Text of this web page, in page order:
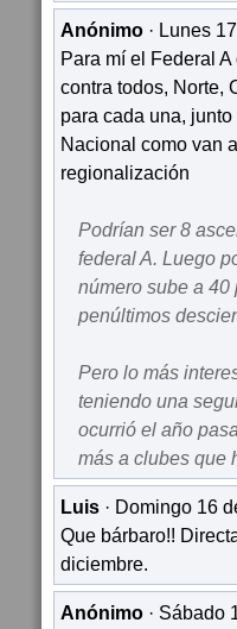
Anónimo · Lunes
Para mí el Federal
contra todos, Norte,
para cada una,
Nacional como van
regionalización
Podrían ser 8
federal A. Luego
número sube a 40
penúltimos
Pero lo más
teniendo una
ocurrió el año
más a clubes que
Luis · Domingo 16
Que bárbaro!!
diciembre.
Anónimo · Sábado